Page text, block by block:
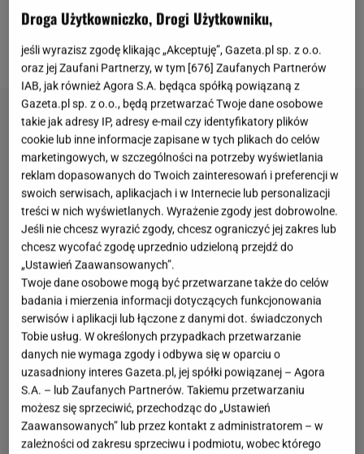
przypominać o tym, jak istotne są bezpieczeństwo
oraz porządek publiczny.
Droga Użytkowniczko, Drogi Użytkowniku,
jeśli wyrazisz zgodę klikając „Akceptuję”, Gazeta.pl sp. z o.o.
oraz jej Zaufani Partnerzy, w tym [676] Zaufanych Partnerów
IAB, jak również Agora S.A. będąca spółką powiązaną z
Gazeta.pl sp. z o.o., będą przetwarzać Twoje dane osobowe
takie jak adresy IP, adresy e-mail czy identyfikatory plików
cookie lub inne informacje zapisane w tych plikach do celów
marketingowych, w szczególności na potrzeby wyświetlania
reklam dopasowanych do Twoich zainteresowań i preferencji w
swoich serwisach, aplikacjach i w Internecie lub personalizacji
treści w nich wyświetlanych. Wyrażenie zgody jest dobrowolne.
Jeśli nie chcesz wyrazić zgody, chcesz ograniczyć jej zakres lub
chcesz wycofać zgodę uprzednio udzieloną przejdź do
„Ustawień Zaawansowanych”.
Twoje dane osobowe mogą być przetwarzane także do celów
badania i mierzenia informacji dotyczących funkcjonowania
serwisów i aplikacji lub łączone z danymi dot. świadczonych
Tobie usług. W określonych przypadkach przetwarzanie
danych nie wymaga zgody i odbywa się w oparciu o
uzasadniony interes Gazeta.pl, jej spółki powiązanej – Agora
S.A. – lub Zaufanych Partnerów. Takiemu przetwarzaniu
możesz się sprzeciwić, przechodząc do „Ustawień
Zaawansowanych” lub przez kontakt z administratorem – w
zależności od zakresu sprzeciwu i podmiotu, wobec którego